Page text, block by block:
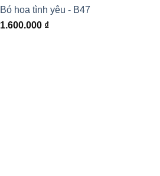
5 sao
Bó hoa tình yêu - B47
1.600.000 ₫